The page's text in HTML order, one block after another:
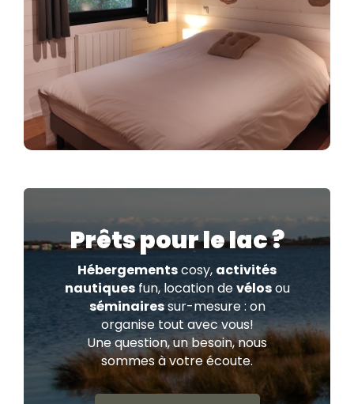
Prêts pour le lac ?
Hébergementscosy, activités
nautiquesfun, location devélosou
séminairessur-mesure : on
organise tout avec vous!
Une question, un besoin, nous
sommes à votre écoute.